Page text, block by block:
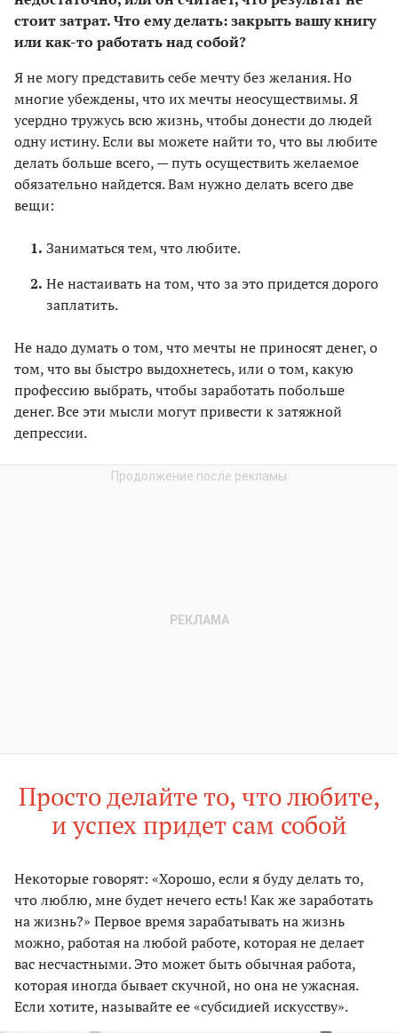
стоит затрат. Что ему делать: закрыть вашу книгу
или как-то работать над собой?
Я не могу представить себе мечту без желания. Но
многие убеждены, что их мечты неосуществимы. Я
усердно тружусь всю жизнь, чтобы донести до людей
одну истину. Если вы можете найти то, что вы любите
делать больше всего, — путь осуществить желаемое
обязательно найдется. Вам нужно делать всего две
вещи:
Заниматься тем, что любите.
Не настаивать на том, что за это придется дорого
заплатить.
Не надо думать о том, что мечты не приносят денег, о
том, что вы быстро выдохнетесь, или о том, какую
профессию выбрать, чтобы заработать побольше
денег. Все эти мысли могут привести к затяжной
депрессии.
Просто делайте то, что любите,
и успех придет сам собой
Некоторые говорят: «Хорошо, если я буду делать то,
что люблю, мне будет нечего есть! Как же заработать
на жизнь?» Первое время зарабатывать на жизнь
можно, работая на любой работе, которая не делает
вас несчастными. Это может быть обычная работа,
которая иногда бывает скучной, но она не ужасная.
Если хотите, называйте ее «субсидией искусству».